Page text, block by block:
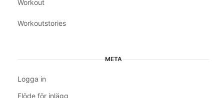
Workout
Workoutstories
META
Logga in
Flöde för inlägg